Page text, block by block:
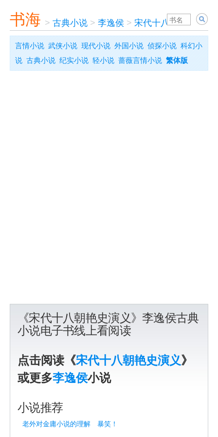
书海 > 古典小说 > 李逸侯 > 宋代十八朝艳史演义
言情小说 武侠小说 现代小说 外国小说 侦探小说 科幻小
说 古典小说 纪实小说 轻小说 蔷薇言情小说 繁体版
《宋代十八朝艳史演义》李逸侯古典
小说电子书线上看阅读
点击阅读《宋代十八朝艳史演义》
或更多李逸侯小说
小说推荐
老外对金庸小说的理解 暴笑！